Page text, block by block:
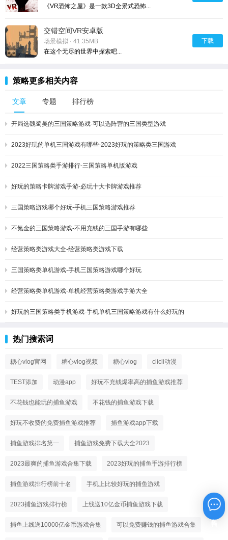
《VR恐怖之屋》是一款3D全景式恐怖...
交错空间VR安卓版
场景模拟 · 41.35MB
在这个无尽的世界中探索吧...
下载
策略更多相关内容
文章 专题 排行榜
开局选魏蜀吴的三国策略游戏-可以选阵营的三国类型游戏
2023好玩的单机三国游戏有哪些-2023好玩的策略类三国游戏
2022三国策略类手游排行-三国策略单机版游戏
好玩的策略卡牌游戏手游-必玩十大卡牌游戏推荐
三国策略游戏哪个好玩-手机三国策略游戏推荐
不氪金的三国策略游戏-不用充钱的三国手游有哪些
经营策略类游戏大全-经营策略类游戏下载
三国策略类单机游戏-手机三国策略游戏哪个好玩
经营策略类单机游戏-单机经营策略类游戏手游大全
好玩的三国策略类手机游戏-手机单机三国策略游戏有什么好玩的
热门搜索词
糖心vlog官网 糖心vlog视频 糖心vlog clicli动漫
TEST添加 动漫app 好玩不充钱爆率高的捕鱼游戏推荐
不花钱也能玩的捕鱼游戏 不花钱的捕鱼游戏下载
好玩不收费的免费捕鱼游戏推荐 捕鱼游戏app下载
捕鱼游戏排名第一 捕鱼游戏免费下载大全2023
2023最爽的捕鱼游戏合集下载 2023好玩的捕鱼手游排行榜
捕鱼游戏排行榜前十名 手机上比较好玩的捕鱼游戏
2023捕鱼游戏排行榜 上线送10亿金币捕鱼游戏下载
捕鱼上线送10000亿金币游戏合集 可以免费赚钱的捕鱼游戏合集